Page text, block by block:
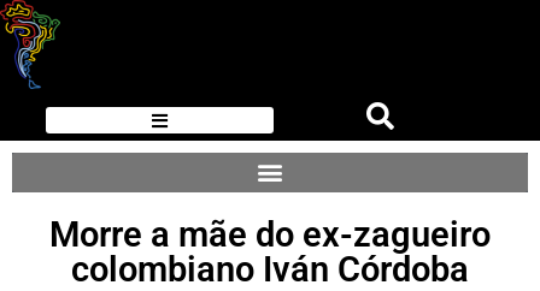
Morre a mãe do ex-zagueiro
colombiano Iván Córdoba